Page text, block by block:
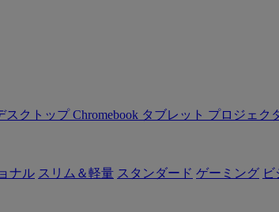
スクトップChromebook タブレット プロジェク
ナル スリム＆軽量 スタンダード ゲーミング ビ